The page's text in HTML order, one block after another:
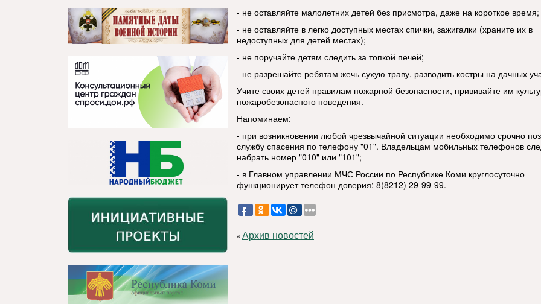
- не оставляйте малолетних детей без присмотра, даже на короткое время;
- не оставляйте в легко доступных местах спички, зажигалки (храните их в
недоступных для детей местах);
- не поручайте детям следить за топкой печей;
- не разрешайте ребятам жечь сухую траву, разводить костры на дачных
Учите своих детей правилам пожарной безопасности, прививайте им
пожаробезопасного поведения.
Напоминаем:
- при возникновении любой чрезвычайной ситуации необходимо срочно
службу спасения по телефону "01". Владельцам мобильных телефонов
набрать номер "010" или "101";
- в Главном управлении МЧС России по Республике Коми круглосуточно
функционирует телефон доверия: 8(8212) 29-99-99.
«Архив новостей